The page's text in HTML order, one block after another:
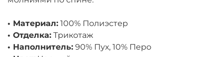
• Материал: 100% Полиэстер
• Отделка: Трикотаж
• Наполнитель: 90% Пух, 10% Перо